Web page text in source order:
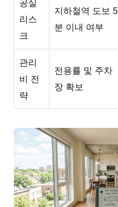
공실
리스
크
지하철역 도보 5
분 이내 여부
관리
비 전
략
전용률 및 주차
장 확보